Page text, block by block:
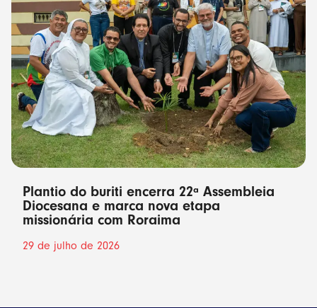
Plantio do buriti encerra 22ª Assembleia
Diocesana e marca nova etapa
missionária com Roraima
29 de julho de 2026